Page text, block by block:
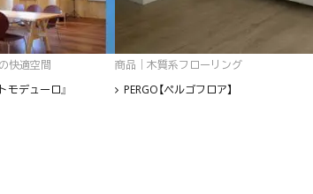
快適空間
モデューロ』
商品｜木質系フローリング
PERGO【ペルゴフロア】